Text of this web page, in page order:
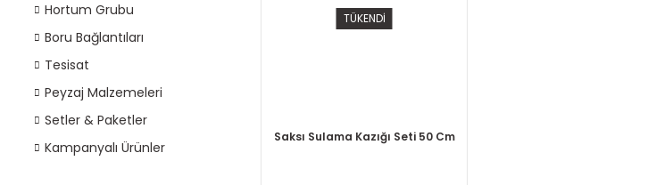
Hortum Grubu
Boru Bağlantıları
Tesisat
Peyzaj Malzemeleri
Setler & Paketler
Kampanyalı Ürünler
TÜKENDİ
Saksı Sulama Kazığı Seti 50 Cm